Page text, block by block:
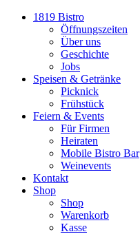
1819 Bistro
Öffnungszeiten
Über uns
Geschichte
Jobs
Speisen & Getränke
Picknick
Frühstück
Feiern & Events
Für Firmen
Heiraten
Mobile Bistro Bar
Weinevents
Kontakt
Shop
Shop
Warenkorb
Kasse